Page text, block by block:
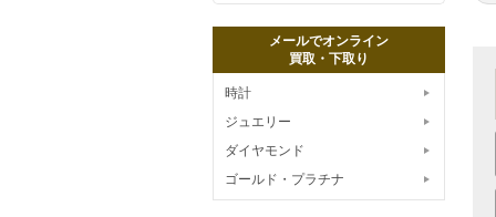
メールでオンライン
買取・下取り
時計
ジュエリー
ダイヤモンド
ゴールド・プラチナ